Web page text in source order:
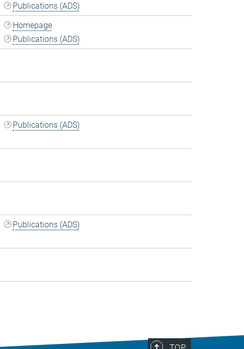
Publications (ADS)
Homepage
Publications (ADS)
Publications (ADS)
Publications (ADS)